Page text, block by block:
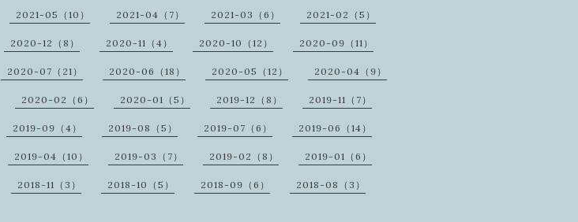
2021-05（10） 2021-04（7） 2021-03（6） 2021-02（5）
2020-12（8） 2020-11（4） 2020-10（12） 2020-09（11）
2020-07（21） 2020-06（18） 2020-05（12） 2020-04（9）
2020-02（6） 2020-01（5） 2019-12（8） 2019-11（7）
2019-09（4） 2019-08（5） 2019-07（6） 2019-06（14）
2019-04（10） 2019-03（7） 2019-02（8） 2019-01（6）
2018-11（3） 2018-10（5） 2018-09（6） 2018-08（3）